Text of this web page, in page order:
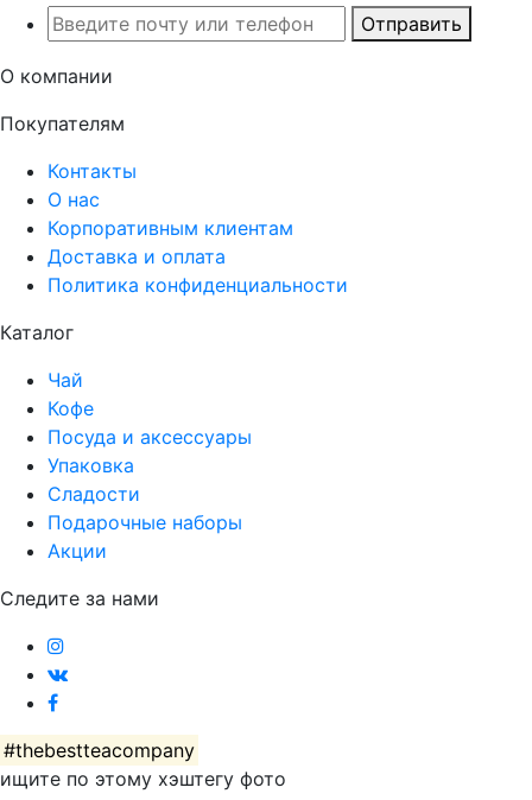
Отправить
О компании
Покупателям
Контакты
О нас
Корпоративным клиентам
Доставка и оплата
Политика конфиденциальности
Каталог
Чай
Кофе
Посуда и аксессуары
Упаковка
Сладости
Подарочные наборы
Акции
Следите за нами
#thebestteacompany
ищите по этому хэштегу фото